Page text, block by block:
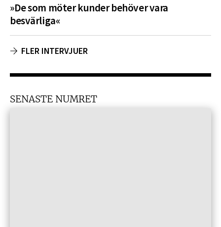
»De som möter kunder behöver vara
besvärliga«
FLER INTERVJUER
SENASTE NUMRET